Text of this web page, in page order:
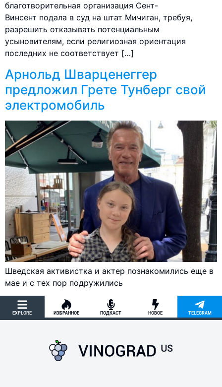
благотворительная организация Сент-
Винсент подала в суд на штат Мичиган, требуя,
разрешить отказывать потенциальным
усыновителям, если религиозная ориентация
последних не соответствует […]
Арнольд Шварценеггер
предложил Грете Тунберг свой
электромобиль
Шведская активистка и актер познакомились еще в
мае и с тех пор подружились
EXPLORE ИЗБРАННОЕ ПОДКАСТ НОВОЕ TELEGRAM